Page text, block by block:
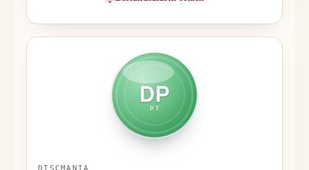
DP
PT
DISCMANIA